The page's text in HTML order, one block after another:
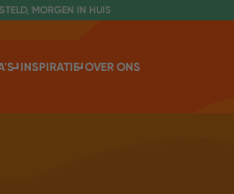
MORGEN IN HUIS
INSPIRATIE OVER ONS